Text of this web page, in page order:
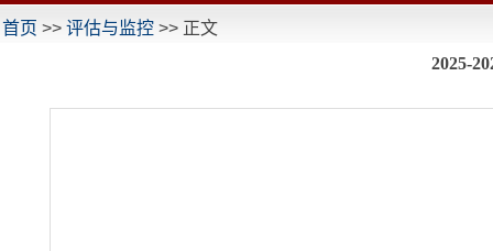
首页 >> 评估与监控 >> 正文
2025-